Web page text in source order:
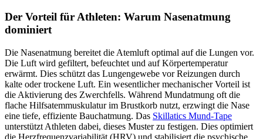
Der Vorteil für Athleten: Warum Nasenatmung
dominiert
Die Nasenatmung bereitet die Atemluft optimal auf die Lungen vor.
Die Luft wird gefiltert, befeuchtet und auf Körpertemperatur
erwärmt. Dies schützt das Lungengewebe vor Reizungen durch
kalte oder trockene Luft. Ein wesentlicher mechanischer Vorteil ist
die Aktivierung des Zwerchfells. Während Mundatmung oft die
flache Hilfsatemmuskulatur im Brustkorb nutzt, erzwingt die Nase
eine tiefe, effiziente Bauchatmung. Das Skillatics Mund-Tape
unterstützt Athleten dabei, dieses Muster zu festigen. Dies optimiert
die Herzfrequenzvariabilität (HRV) und stabilisiert die psychische